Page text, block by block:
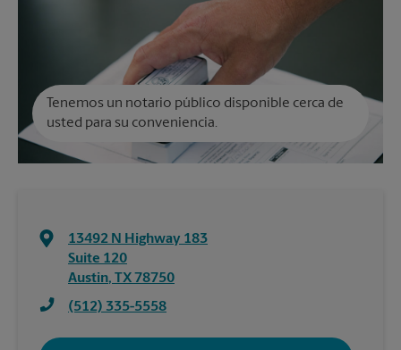
Tenemos un notario público disponible cerca de
usted para su conveniencia.
13492 N Highway 183
Suite 120
Austin, TX 78750
(512) 335-5558